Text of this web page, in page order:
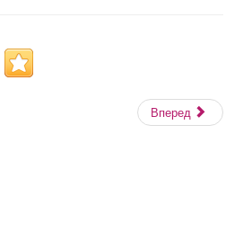
Вперед